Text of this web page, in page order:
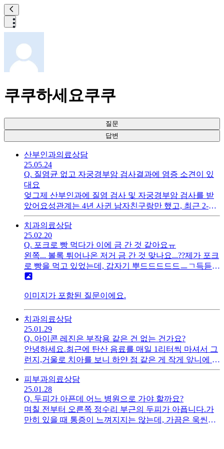
쿠쿠하세요쿠쿠
질문
답변
산부인과의료상담
25.05.24
Q. 질염균 없고 자궁경부암 검사결과에 염증 소견이 있
대요
엊그제 산부인과에 질염 검사 및 자궁경부암 검사를 받
았어요성관계는 4년 사귄 남자친구랑만 했고, 최근 2-3
주 동안은 하지 않았어요그런데 질염균은 없고 자궁경부
암 검사 결과에 염증성 변화 소견이 있다는 건 어떤 의미
일까요?질염균이 없는데 염증성 변화가 있다는 말이 이
해가 안 가요월요일 되자마자 병원에 가볼 거지만 괜히
걱정되네요
치과의료상담
25.02.20
Q. 포크로 빵 먹다가 이에 금 간 것 같아요ㅠ
왼쪽... 볼록 튀어나온 저거 금 간 것 맞나요...??제가 포크
로 빵을 먹고 있었는데, 갑자기 뿌드드드드드ㅡㄱ득듣ㄱ
소리가 나면서이에 얼얼한 통증 같은 게 느껴졌어요 심
는 것 같은데 손가락으로 위를 살짝 흔들면어릴 때 유치
빠질 때처럼 흔들리는 것 같은 느낌이 들어요이거 이 어
떡하나요??? ㅠㅠㅠ 내일 치과 예약 잡았는데무슨 치료
하게 될까요? 이 흔들리면 뽑아야 하나요?? 흑흑...
이미지가 포함된 질문이에요.
치과의료상담
25.01.29
Q. 아이콘 레진은 부작용 같은 건 없는 건가요?
안녕하세요.최근에 탄산 음료를 매일 1리터씩 마셔서 그
런지,거울로 치아를 보니 하얀 점 같은 게 작게 앞니에 생
겼더라고요...그래서 이것저것 관련 정보를 찾아보다가
아이콘 레진이라는 게 있다는 것을 알게 되었습니다일반
레진보다는 조금 비싸긴 하지만, 치아에 손상 없이 바로
레진을 침투시킨다고 하더라고요일반 레진은 변색이 생
길 수 있다고 하던데, 아이콘 레진은 그럴 가능성이 없는
건가요?단점이 뭔가요?그리고 빨대를 이용해서 탄산을
피부과의료상담
25.01.28
Q. 두피가 아픈데 어느 병원으로 가야 할까요?
며칠 전부터 오른쪽 정수리 부근의 두피가 아픕니다.가
만히 있을 때 통증이 느껴지지는 않는데, 가끔은 욱씬거